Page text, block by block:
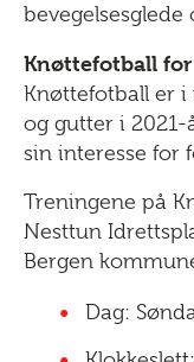
bevegelsesglede
Knøttefotball
Knøttefotball er
og gutter i 2021-
sin interesse for
Treningene på
Nesttun
Bergen
Dag: